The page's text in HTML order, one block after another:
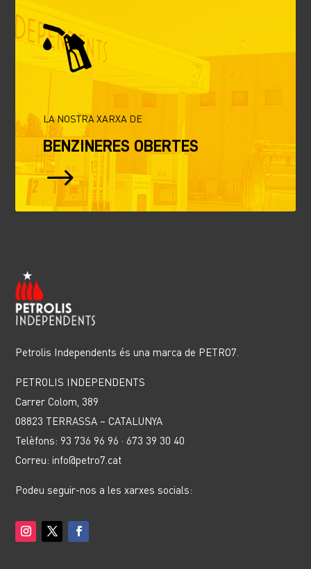
LA NOSTRA XARXA DE
BENZINERES OBERTES
$
Petrolis Independents és una marca de PETRO7.
PETROLIS INDEPENDENTS
Carrer Colom, 389
08823 TERRASSA – CATALUNYA
Telèfons: 93 736 96 96 · 673 39 30 40
Correu: info@petro7.cat
Podeu seguir-nos a les xarxes socials: